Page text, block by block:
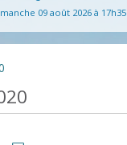
09 août 2026 à 17h35